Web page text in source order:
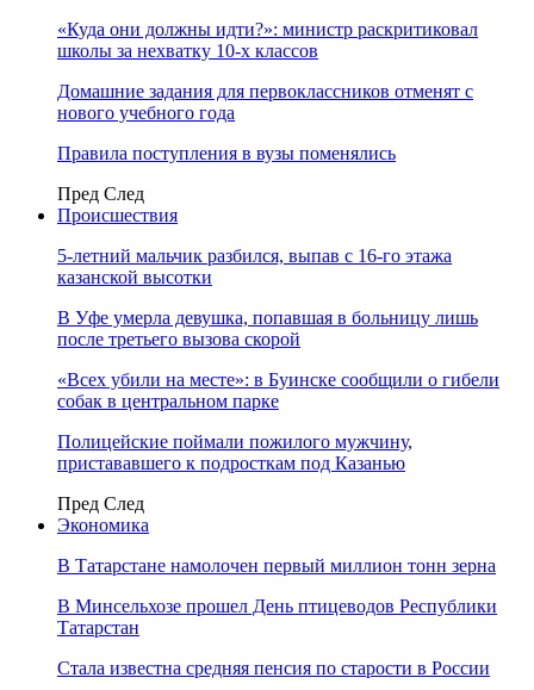
«Куда они должны идти?»: министр раскритиковал
школы за нехватку 10-х классов
Домашние задания для первоклассников отменят с
нового учебного года
Правила поступления в вузы поменялись
Пред След
Происшествия
5-летний мальчик разбился, выпав с 16-го этажа
казанской высотки
В Уфе умерла девушка, попавшая в больницу лишь
после третьего вызова скорой
«Всех убили на месте»: в Буинске сообщили о гибели
собак в центральном парке
Полицейские поймали пожилого мужчину,
пристававшего к подросткам под Казанью
Пред След
Экономика
В Татарстане намолочен первый миллион тонн зерна
В Минсельхозе прошел День птицеводов Республики
Татарстан
Стала известна средняя пенсия по старости в России